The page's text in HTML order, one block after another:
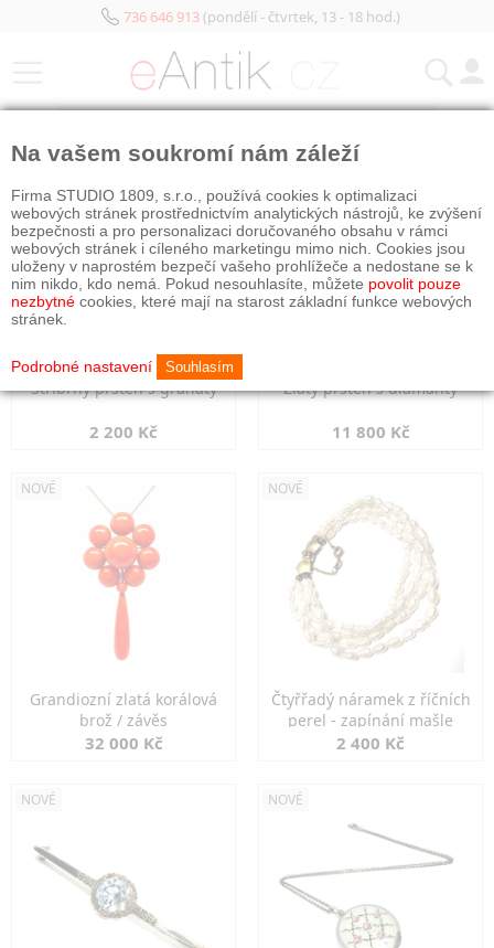
736 646 913(pondělí - čtvrtek, 13 - 18 hod.)
Stříbrný prsten s granáty
2 200 Kč
Zlatý prsten s diamanty
11 800 Kč
NOVÉ
Grandiozní zlatá korálová
brož / závěs
32 000 Kč
NOVÉ
Čtyřřadý náramek z říčních
perel - zapínání mašle
2 400 Kč
NOVÉ NOVÉ
Na vašem soukromí nám záleží
Firma STUDIO 1809, s.r.o., používá cookies k optimalizaci
webových stránek prostřednictvím analytických nástrojů, ke zvýšení
bezpečnosti a pro personalizaci doručovaného obsahu v rámci
webových stránek i cíleného marketingu mimo nich. Cookies jsou
uloženy v naprostém bezpečí vašeho prohlížeče a nedostane se k
nim nikdo, kdo nemá. Pokud nesouhlasíte, můžete povolit pouze
nezbytné cookies, které mají na starost základní funkce webových
stránek.
Podrobné nastavení Souhlasím